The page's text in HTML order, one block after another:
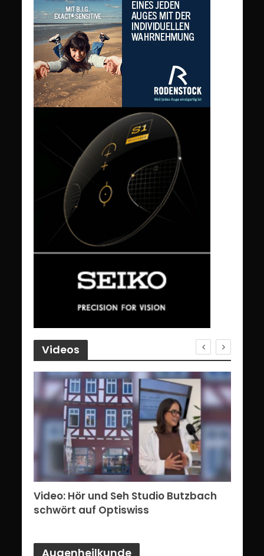
Videos
Video: Hör und Seh Studio Butzbach
schwört auf Optiswiss
Augenheilkunde